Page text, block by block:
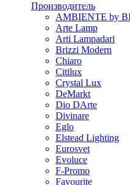
Производитель
AMBIENTE by
Arte Lamp
Arti Lampadari
Brizzi Modern
Chiaro
Citilux
Crystal Lux
DeMarkt
Dio DArte
Divinare
Eglo
Elstead Lighting
Eurosvet
Evoluce
F-Promo
Favourite